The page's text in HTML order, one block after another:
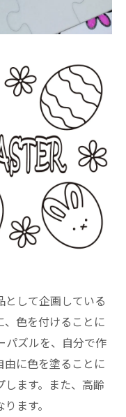
として企画している
、色を付けることに
パズルを、自分で作
由に色を塗ることに
ます。また、高齢
ます。